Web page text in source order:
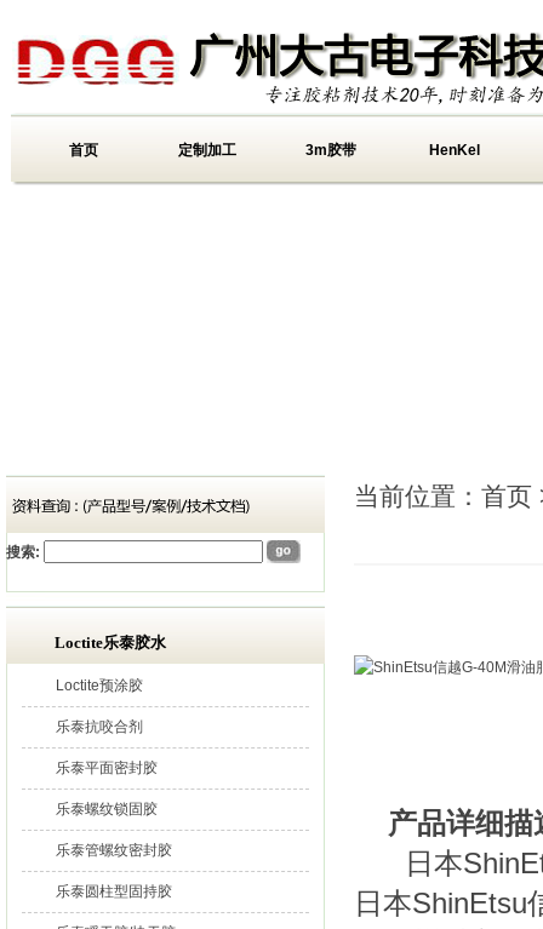
首页 定制加工 3m胶带 HenKel
搜索:
Loctite乐泰胶水
Loctite预涂胶
乐泰抗咬合剂
乐泰平面密封胶
乐泰螺纹锁固胶
乐泰管螺纹密封胶
乐泰圆柱型固持胶
当前位置： 首页
产品详细描
日本
日本